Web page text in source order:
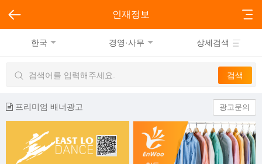
인재정보
한국 경영·사무 상세검색
프리미엄 배너광고 광고문의